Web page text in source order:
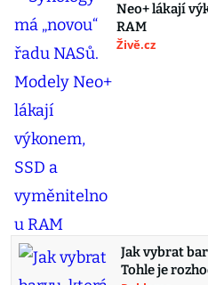
Neo+ lákají
RAM
Živě.cz
Jak vybrat
Tohle je